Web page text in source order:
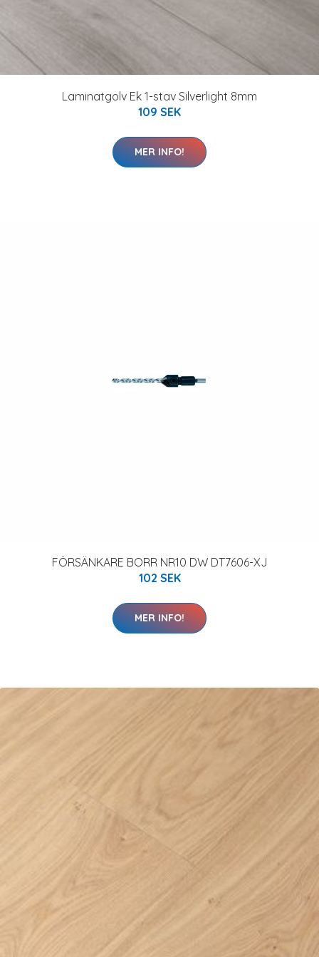
Laminatgolv Ek 1-stav Silverlight 8mm
109 SEK
MER INFO!
FÖRSÄNKARE BORR NR10 DW DT7606-XJ
102 SEK
MER INFO!